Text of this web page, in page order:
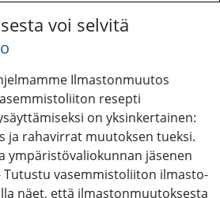
voi selvitä
Ilmastonmuutos
resepti
on yksinkertainen:
ja rahavirrat muutoksen tueksi.
ympäristövaliokunnan jäsenen
Tutustu vasemmistoliiton ilmasto-
näet, että ilmastonmuutoksesta